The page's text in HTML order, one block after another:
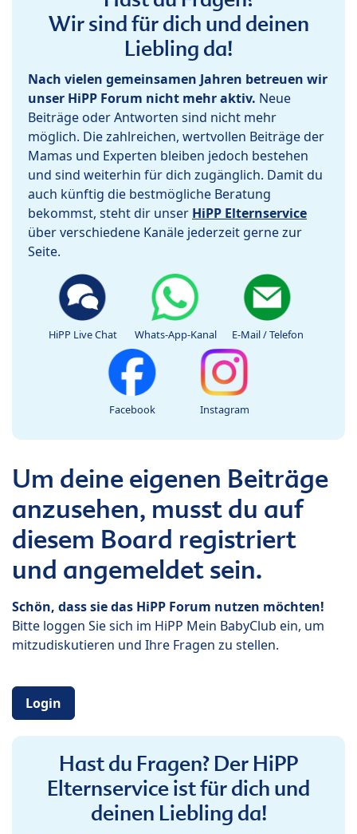
Wir sind für dich und deinen
Liebling da!
Nach vielen gemeinsamen Jahren betreuen wir
unser HiPP Forum nicht mehr aktiv. Neue
Beiträge oder Antworten sind nicht mehr
möglich. Die zahlreichen, wertvollen Beiträge der
Mamas und Experten bleiben jedoch bestehen
und sind weiterhin für dich zugänglich. Damit du
auch künftig die bestmögliche Beratung
bekommst, steht dir unser HiPP Elternservice
über verschiedene Kanäle jederzeit gerne zur
Seite.
HiPP Live Chat Whats-App-Kanal E-Mail / Telefon
Facebook Instagram
Um deine eigenen Beiträge
anzusehen, musst du auf
diesem Board registriert
und angemeldet sein.
Schön, dass sie das HiPP Forum nutzen möchten!
Bitte loggen Sie sich im HiPP Mein BabyClub ein, um
mitzudiskutieren und Ihre Fragen zu stellen.
Login
Hast du Fragen? Der HiPP
Elternservice ist für dich und
deinen Liebling da!